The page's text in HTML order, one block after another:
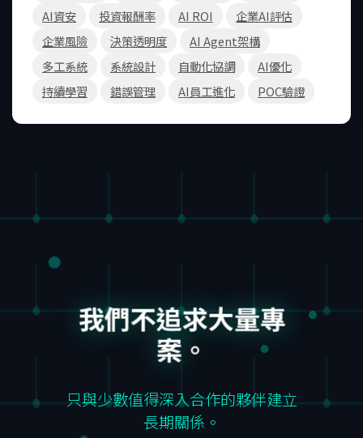
AI資安
投資報酬率 AI ROI
企業AI評估
企業風險
決策透明度
AI Agent架構
多工系統
系統設計 自動化協調
AI優化
持續學習
錯誤管理 AI員工進化 POC驗證
我們不追求大量專
案。
只與少數值得深入合作的夥伴建立
長期關係。